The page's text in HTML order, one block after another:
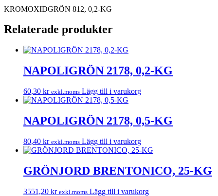
KROMOXIDGRÖN 812, 0,2-KG
Relaterade produkter
NAPOLIGRÖN 2178, 0,2-KG
60,30 kr exkl.moms Lägg till i varukorg
NAPOLIGRÖN 2178, 0,5-KG
80,40 kr exkl.moms Lägg till i varukorg
GRÖNJORD BRENTONICO, 25-KG
3551,20 kr exkl.moms Lägg till i varukorg